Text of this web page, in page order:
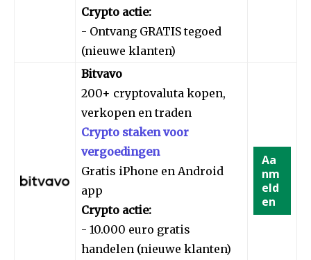
Crypto actie:
- Ontvang GRATIS tegoed
(nieuwe klanten)
Bitvavo
200+ cryptovaluta kopen,
verkopen en traden
Crypto staken voor
vergoedingen
Gratis iPhone en Android
app
Crypto actie:
- 10.000 euro gratis
handelen (nieuwe klanten)
Aa
nm
eld
en